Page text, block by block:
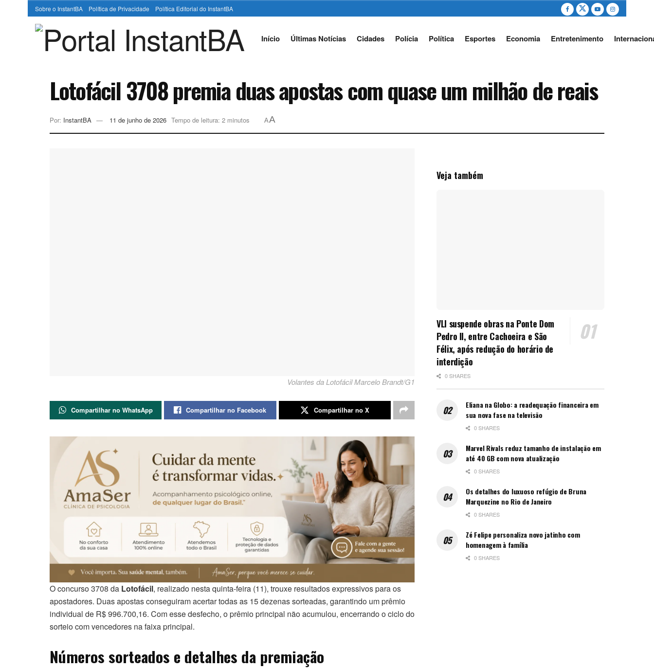
Sobre o InstantBA Política de Privacidade Política Editorial do InstantBA
Início Últimas Notícias Cidades Polícia Política Esportes Economia Entretenimento
Lotofácil 3708 premia duas apostas com quase um milhão de reais
Por: InstantBA 11 de junho de 2026 Tempo de leitura: 2 minutos AA
Volantes da Lotofácil Marcelo Brandt/G1
Compartilhar no WhatsApp Compartilhar no Facebook Compartilhar no X
O concurso 3708 da Lotofácil, realizado nesta quinta-feira (11), trouxe resultados expressivos para os
apostadores. Duas apostas conseguiram acertar todas as 15 dezenas sorteadas, garantindo um prêmio
individual de R$ 996.700,16. Com esse desfecho, o prêmio principal não acumulou, encerrando o ciclo do
sorteio com vencedores na faixa principal.
Números sorteados e detalhes da premiação
Veja também
VLI suspende obras na Ponte Dom
Pedro II, entre Cachoeira e São
Félix, após redução do horário de
interdição
0 SHARES
Eliana na Globo: a readequação financeira em
sua nova fase na televisão
0 SHARES
Marvel Rivals reduz tamanho de instalação em
até 40 GB com nova atualização
0 SHARES
Os detalhes do luxuoso refúgio de Bruna
Marquezine no Rio de Janeiro
0 SHARES
Zé Felipe personaliza novo jatinho com
homenagem à família
0 SHARES